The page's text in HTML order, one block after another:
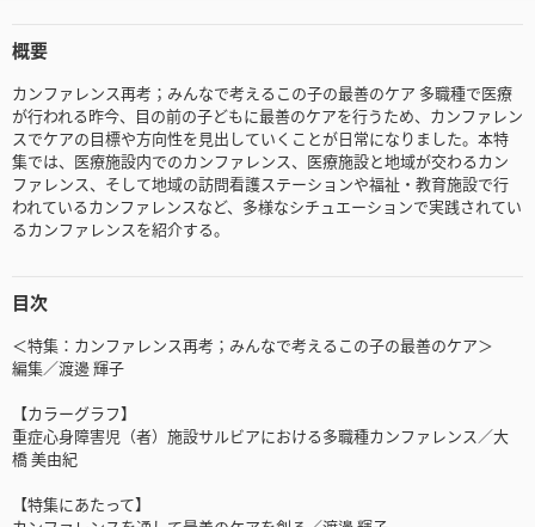
概要
カンファレンス再考；みんなで考えるこの子の最善のケア 多職種で医療
が行われる昨今、目の前の子どもに最善のケアを行うため、カンファレン
スでケアの目標や方向性を見出していくことが日常になりました。本特
集では、医療施設内でのカンファレンス、医療施設と地域が交わるカン
ファレンス、そして地域の訪問看護ステーションや福祉・教育施設で行
われているカンファレンスなど、多様なシチュエーションで実践されてい
るカンファレンスを紹介する。
目次
＜特集：カンファレンス再考；みんなで考えるこの子の最善のケア＞
編集／渡邊 輝子
【カラーグラフ】
重症心身障害児（者）施設サルビアにおける多職種カンファレンス／大
橋 美由紀
【特集にあたって】